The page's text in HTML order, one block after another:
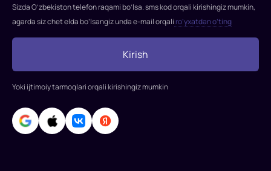
tajribali
o'chirish
instruktori
Aleksey
ishd
Sizda O’zbekiston telefon raqami bo’lsa. sms kod orqali kirishingiz mumkin,
agarda siz chet elda bo’lsangiz unda e-mail orqali ro’yxatdan o’ting
Kirish
Yoki ijtimoiy tarmoqlari orqali kirishingiz mumkin